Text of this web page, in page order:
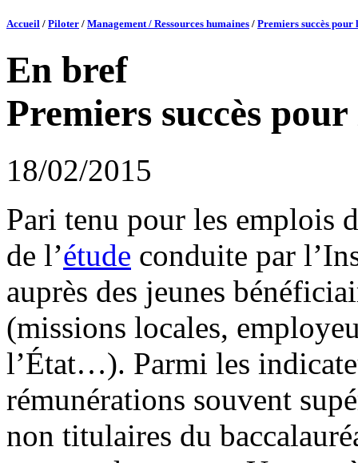
Accueil / Piloter / Management / Ressources humaines / Premiers succès
En bref
Premiers succès
18/02/2015
Pari tenu pour les emplois
de l’étude conduite par
auprès des jeunes
(missions locales,
l’État…). Parmi les
rémunérations souvent
non titulaires du